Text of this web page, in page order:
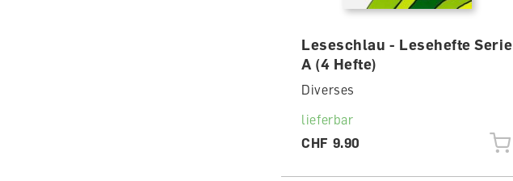
Leseschlau - Lesehefte Serie
A (4 Hefte)
Diverses
lieferbar
CHF 9.90